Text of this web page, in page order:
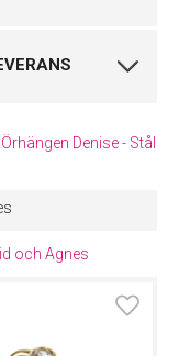
HOS
Denise - Stål
och Agnes